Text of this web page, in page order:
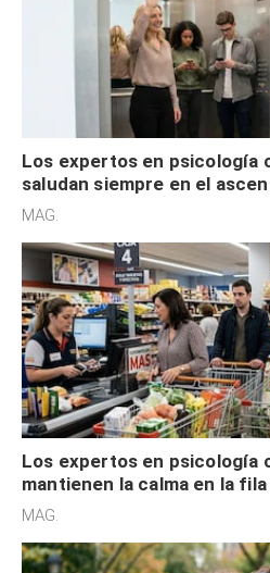
Los expertos en psicología
saludan siempre en el
defensiva y tienen apertura
MAG.
Los expertos en psicología
mantienen la calma en la
cognitiva, gratitud y no solo
MAG.